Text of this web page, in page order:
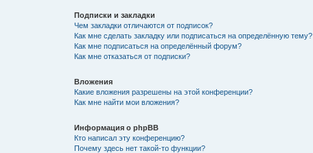
Подписки и закладки
Чем закладки отличаются от подписок?
Как мне сделать закладку или подписаться на определённую тему?
Как мне подписаться на определённый форум?
Как мне отказаться от подписки?
Вложения
Какие вложения разрешены на этой конференции?
Как мне найти мои вложения?
Информация о phpBB
Кто написал эту конференцию?
Почему здесь нет такой-то функции?